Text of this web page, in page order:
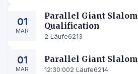
01
MAR
Parallel Giant Slalom
Qualification
2 Läufe6213
01
MAR
Parallel Giant Slalom
12:30:002 Läufe6214